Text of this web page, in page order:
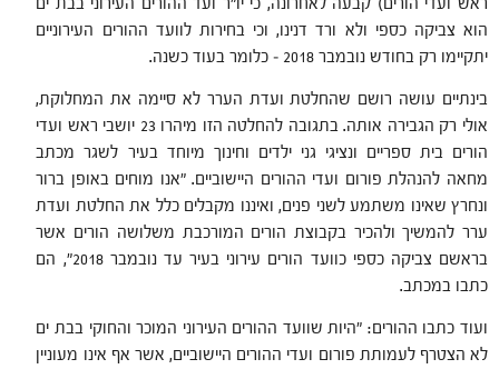
ראש ועדי הורים) קבעה לאחרונה, כי יו"ר ועד ההורים העירוני בבת ים
הוא צביקה כספי ולא ורד דנינו, וכי בחירות לוועד ההורים העירוניים
יתקיימו רק בחודש נובמבר 2018 – כלומר בעוד כשנה.
בינתיים עושה רושם שהחלטת ועדת הערר לא סיימה את המחלוקת,
אולי רק הגבירה אותה. בתגובה להחלטה הזו מיהרו 23 יושבי ראש ועדי
הורים בית ספריים ונציגי גני ילדים וחינוך מיוחד בעיר לשגר מכתב
מחאה להנהלת פורום ועדי ההורים היישוביים. "אנו מוחים באופן ברור
ונחרץ שאינו משתמע לשני פנים, ואיננו מקבלים כלל את החלטת ועדת
ערר להמשיך ולהכיר בקבוצת הורים המורכבת משלושה הורים אשר
בראשם צביקה כספי כוועד הורים עירוני בעיר עד נובמבר 2018", הם
כתבו במכתב.
ועוד כתבו ההורים: "היות שוועד ההורים העירוני המוכר והחוקי בבת ים
לא הצטרף לעמותת פורום ועדי ההורים היישוביים, אשר אף אינו מעוניין